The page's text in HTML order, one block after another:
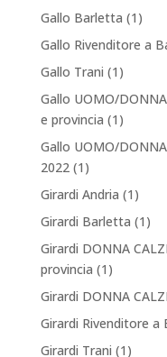
Gallo Barletta (1)
Gallo Rivenditore a
Gallo Trani (1)
Gallo UOMO/
e provincia (1)
Gallo UOMO/
2022(1)
Girardi Andria (1)
Girardi Barletta (1)
Girardi DONNA
provincia (1)
Girardi DONNA
Girardi Rivenditore a
Girardi Trani (1)